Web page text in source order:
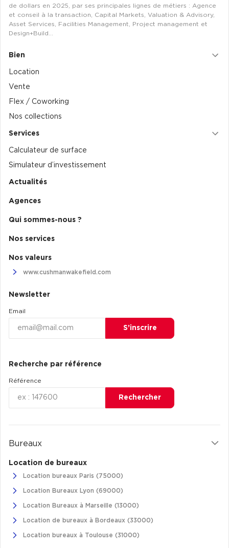
de dollars en 2025, par ses principales lignes de métiers : Agence
et conseil à la transaction, Capital Markets, Valuation & Advisory,
Asset Services, Facilities Management, Project management et
Design+Build…
Bien
Location
Vente
Flex / Coworking
Nos collections
Services
Calculateur de surface
Simulateur d’investissement
Actualités
Agences
Qui sommes-nous ?
Nos services
Nos valeurs
www.cushmanwakefield.com
Newsletter
Email
S’inscrire
Recherche par référence
Référence
Rechercher
Bureaux
Location de bureaux
Location bureaux Paris (75000)
Location Bureaux Lyon (69000)
Location Bureaux à Marseille (13000)
Location de bureaux à Bordeaux (33000)
Location bureaux à Toulouse (31000)